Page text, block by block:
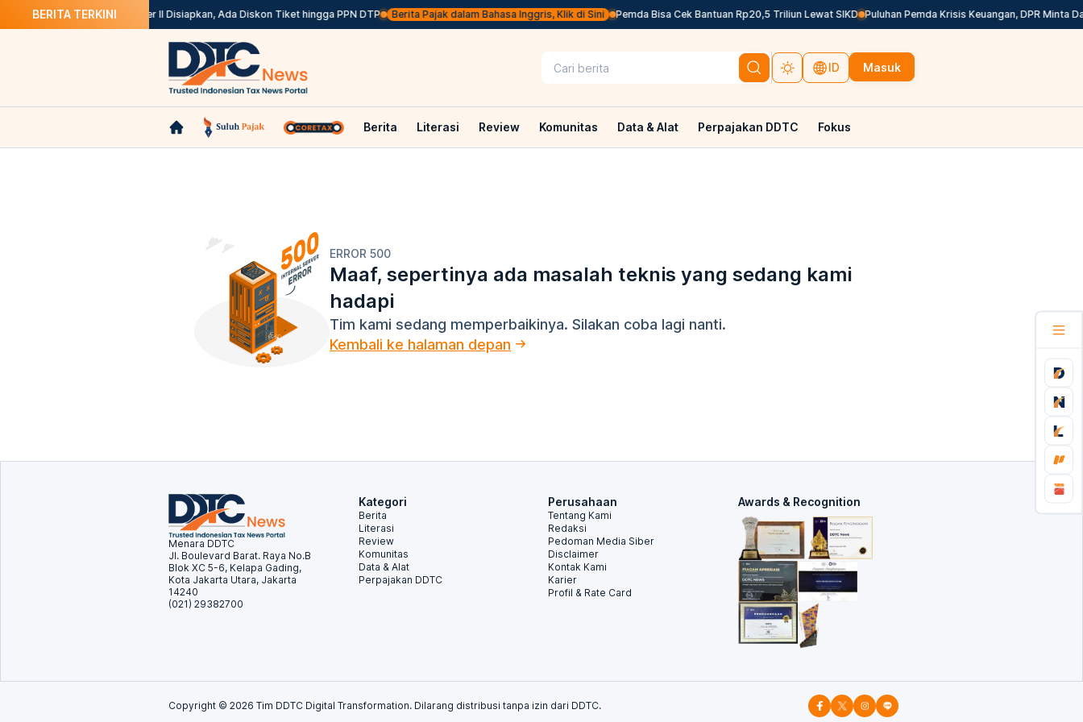
BERITA TERKINI
Agustus Stimulus Semester II Disiapkan, Ada Diskon Tiket hingga PPN DTP Berita Pajak dalam Bahasa Inggris, Klik di Sini Pemda Bisa Cek Bantuan Rp20,5 Triliun Lewat SIKD Puluhan Pemda Krisis Keuangan, DPR Minta
ID Masuk
Berita Literasi Review Komunitas Data & Alat Perpajakan DDTC Fokus
ERROR 500
Maaf, sepertinya ada masalah teknis yang sedang kami
hadapi
Tim kami sedang memperbaikinya. Silakan coba lagi nanti.
Kembali ke halaman depan
Menara DDTC
Jl. Boulevard Barat. Raya No.B
Blok XC 5-6, Kelapa Gading,
Kota Jakarta Utara, Jakarta
14240
(021) 29382700
Kategori
Berita
Literasi
Review
Komunitas
Data & Alat
Perpajakan DDTC
Perusahaan
Tentang Kami
Redaksi
Pedoman Media Siber
Disclaimer
Kontak Kami
Karier
Profil & Rate Card
Awards & Recognition
Copyright © 2026 Tim DDTC Digital Transformation. Dilarang distribusi tanpa izin dari DDTC.